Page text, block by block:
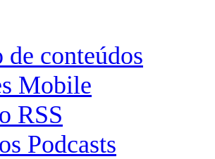
de conteúdos
Mobile
RSS
Podcasts